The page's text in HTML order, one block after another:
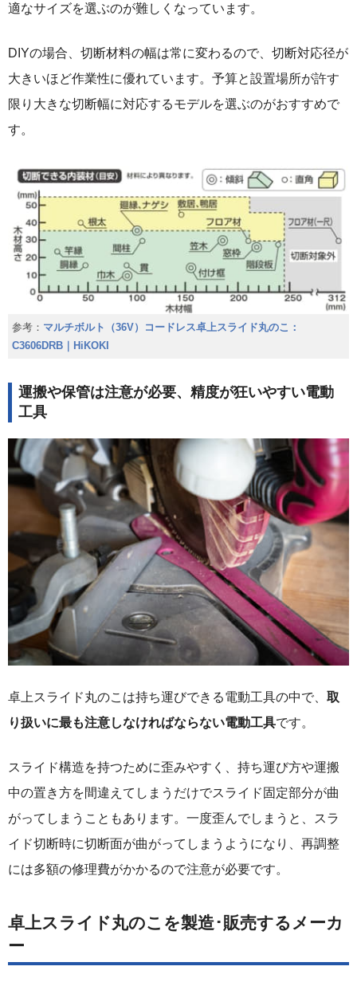
適なサイズを選ぶのが難しくなっています。
DIYの場合、切断材料の幅は常に変わるので、切断対応径が
大きいほど作業性に優れています。予算と設置場所が許す
限り大きな切断幅に対応するモデルを選ぶのがおすすめで
す。
参考： マルチボルト（36V）コードレス卓上スライド丸のこ：
C3606DRB｜HiKOKI
運搬や保管は注意が必要、精度が狂いやすい電動
工具
卓上スライド丸のこは持ち運びできる電動工具の中で、 取
り扱いに最も注意しなければならない電動工具です。
スライド構造を持つために歪みやすく、持ち運び方や運搬
中の置き方を間違えてしまうだけでスライド固定部分が曲
がってしまうこともあります。一度歪んでしまうと、スラ
イド切断時に切断面が曲がってしまうようになり、再調整
には多額の修理費がかかるので注意が必要です。
卓上スライド丸のこを製造･販売するメーカ
ー